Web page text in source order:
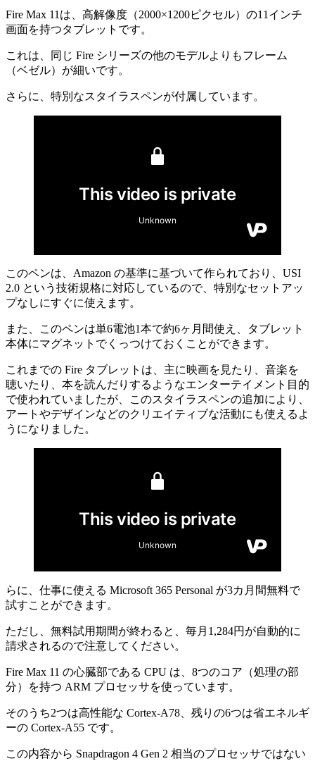
Fire Max 11は、高解像度（2000×1200ピクセル）の11インチ
画面を持つタブレットです。
これは、同じ Fire シリーズの他のモデルよりもフレーム
（ベゼル）が細いです。
さらに、特別なスタイラスペンが付属しています。
このペンは、Amazon の基準に基づいて作られており、USI
2.0 という技術規格に対応しているので、特別なセットアッ
プなしにすぐに使えます。
また、このペンは単6電池1本で約6ヶ月間使え、タブレット
本体にマグネットでくっつけておくことができます。
これまでの Fire タブレットは、主に映画を見たり、音楽を
聴いたり、本を読んだりするようなエンターテイメント目的
で使われていましたが、このスタイラスペンの追加により、
アートやデザインなどのクリエイティブな活動にも使えるよ
うになりました。
らに、仕事に使える Microsoft 365 Personal が3カ月間無料で
試すことができます。
ただし、無料試用期間が終わると、毎月1,284円が自動的に
請求されるので注意してください。
Fire Max 11 の心臓部である CPU は、8つのコア（処理の部
分）を持つ ARM プロセッサを使っています。
そのうち2つは高性能な Cortex-A78、残りの6つは省エネルギ
ーの Cortex-A55 です。
この内容から Snapdragon 4 Gen 2 相当のプロセッサではない